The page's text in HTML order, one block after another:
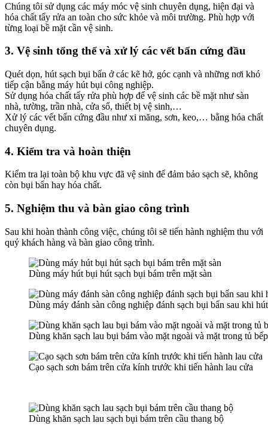
Chúng tôi sử dụng các máy móc vệ sinh chuyên dụng, hiện đại và
hóa chất tẩy rửa an toàn cho sức khỏe và môi trường. Phù hợp với
từng loại bề mặt cần vệ sinh.
3. Vệ sinh tổng thể và xử lý các vết bẩn cứng đầu
Quét dọn, hút sạch bụi bẩn ở các kẽ hở, góc cạnh và những nơi khó
tiếp cận bằng máy hút bụi công nghiệp.
Sử dụng hóa chất tẩy rửa phù hợp để vệ sinh các bề mặt như sàn
nhà, tường, trần nhà, cửa sổ, thiết bị vệ sinh,…
Xử lý các vết bẩn cứng đầu như xi măng, sơn, keo,… bằng hóa chất
chuyên dụng.
4. Kiểm tra và hoàn thiện
Kiểm tra lại toàn bộ khu vực đã vệ sinh để đảm bảo sạch sẽ, không
còn bụi bẩn hay hóa chất.
5. Nghiệm thu và bàn giao công trình
Sau khi hoàn thành công việc, chúng tôi sẽ tiến hành nghiệm thu với
quý khách hàng và bàn giao công trình.
Dùng máy hút bụi hút sạch bụi bám trên mặt sàn
Dùng máy đánh sàn công nghiệp đánh sạch bụi bẩn sau khi
Dùng khăn sạch lau bụi bám vào mặt ngoài và mặt trong tủ bếp
Cạo sạch sơn bám trên cửa kính trước khi tiến hành lau cửa
Dùng khăn sạch lau sạch bụi bám trên cầu thang bộ